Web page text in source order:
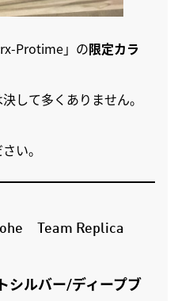
Protime」の限定カラ
して多くありません。
い。
Team Replica
シルバー/ディープブ